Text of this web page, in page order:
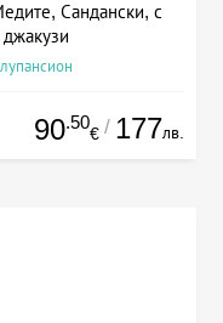
Сандански, с
90.50
€ / 177лв.